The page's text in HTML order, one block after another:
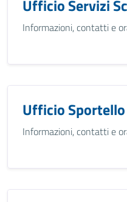
Ufficio Servizi
Informazioni, contatti e
Ufficio
Informazioni, contatti e